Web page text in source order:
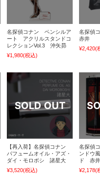
名探偵コナン ペンシルア
ート アクリルスタンドコ
レクションVol.3 沖矢昴
¥1,980(税込)
名探偵
赤井
¥2,420(
【再入荷】名探偵コナン
パフュームオイル・アズ・
ダイ・モロボシ 諸星大
¥3,520(税込)
名探偵
ンドウ
ド 赤
¥2,178(